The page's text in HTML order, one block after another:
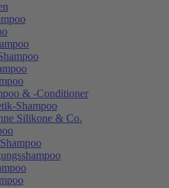
& -Conditioner
Shampoo
Silikone & Co.